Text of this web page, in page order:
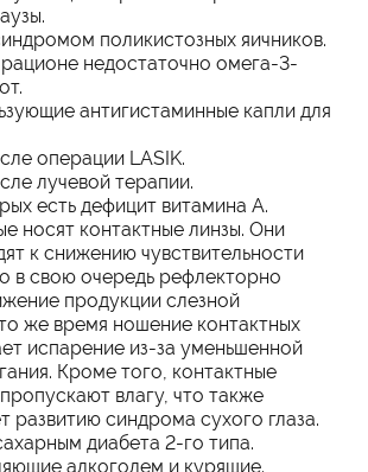
поликистозных яичников.
недостаточно омега-3-
антигистаминные капли для
операции LASIK.
лучевой терапии.
есть дефицит витамина А.
носят контактные линзы. Они
к снижению чувствительности
в свою очередь рефлекторно
продукции слезной
же время ношение контактных
испарение из-за уменьшенной
Кроме того, контактные
влагу, что также
развитию синдрома сухого глаза.
диабета 2-го типа.
алкоголем и курящие.